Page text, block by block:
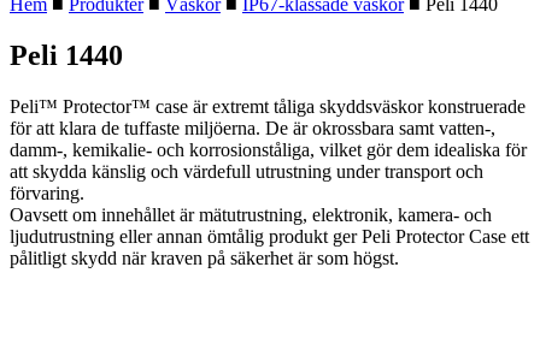
Hem Produkter■ Väskor■ IP67-klassade väskor■ Peli 1440
Peli 1440
Peli™ Protector™ case är extremt tåliga skyddsväskor konstruerade
för att klara de tuffaste miljöerna. De är okrossbara samt vatten-,
damm-, kemikalie- och korrosionståliga, vilket gör dem idealiska för
att skydda känslig och värdefull utrustning under transport och
förvaring.
Oavsett om innehållet är mätutrustning, elektronik, kamera- och
ljudutrustning eller annan ömtålig produkt ger Peli Protector Case ett
pålitligt skydd när kraven på säkerhet är som högst.